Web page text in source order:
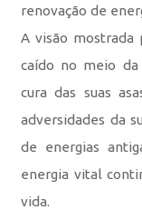
renovação de
A visão
caído no meio
cura das suas
adversidades da
de energias
energia vital
vida.